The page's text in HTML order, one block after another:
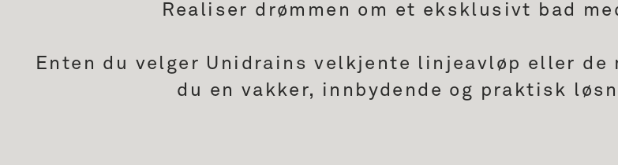
Realiser drømmen om et eksklusivt bad
Enten du velger Unidrains velkjente linjeavløp eller
du en vakker, innbydende og praktisk